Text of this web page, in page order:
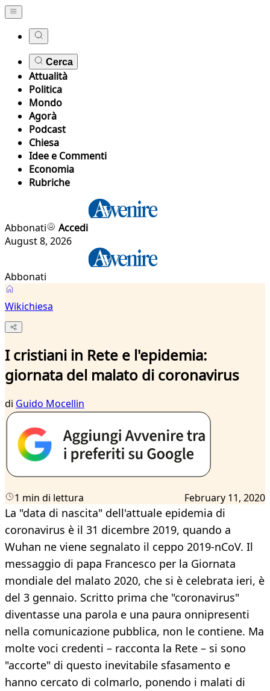
Cerca
Attualità
Politica
Mondo
Agorà
Podcast
Chiesa
Idee e Commenti
Economia
Rubriche
Abbonati
Accedi
August 8, 2026
Abbonati
Wikichiesa
I cristiani in Rete e l'epidemia:
giornata del malato di coronavirus
di Guido Mocellin
1 min di lettura February 11, 2020
La "data di nascita" dell'attuale epidemia di
coronavirus è il 31 dicembre 2019, quando a
Wuhan ne viene segnalato il ceppo 2019-nCoV. Il
messaggio di papa Francesco per la Giornata
mondiale del malato 2020, che si è celebrata ieri, è
del 3 gennaio. Scritto prima che "coronavirus"
diventasse una parola e una paura onnipresenti
nella comunicazione pubblica, non le contiene. Ma
molte voci credenti – racconta la Rete – si sono
"accorte" di questo inevitabile sfasamento e
hanno cercato di colmarlo, ponendo i malati di